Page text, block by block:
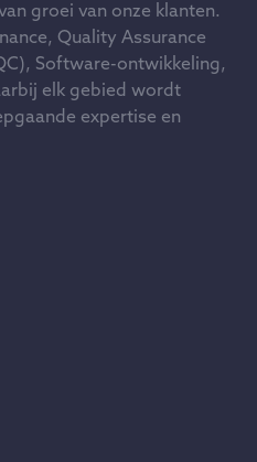
groei van onze klanten.
Quality Assurance
Software-ontwikkeling,
elk gebied wordt
expertise en